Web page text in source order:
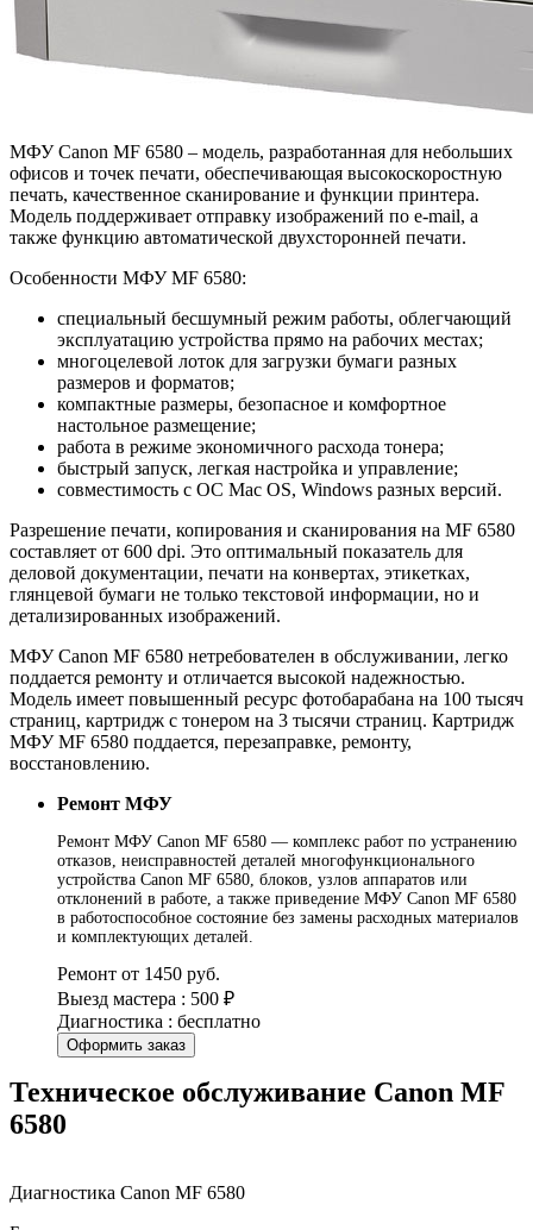
МФУ Canon MF 6580 – модель, разработанная для небольших
офисов и точек печати, обеспечивающая высокоскоростную
печать, качественное сканирование и функции принтера.
Модель поддерживает отправку изображений по e-mail, а
также функцию автоматической двухсторонней печати.
Особенности МФУ MF 6580:
специальный бесшумный режим работы, облегчающий
эксплуатацию устройства прямо на рабочих местах;
многоцелевой лоток для загрузки бумаги разных
размеров и форматов;
компактные размеры, безопасное и комфортное
настольное размещение;
работа в режиме экономичного расхода тонера;
быстрый запуск, легкая настройка и управление;
совместимость с ОС Mac OS, Windows разных версий.
Разрешение печати, копирования и сканирования на MF 6580
составляет от 600 dpi. Это оптимальный показатель для
деловой документации, печати на конвертах, этикетках,
глянцевой бумаги не только текстовой информации, но и
детализированных изображений.
МФУ Canon MF 6580 нетребователен в обслуживании, легко
поддается ремонту и отличается высокой надежностью.
Модель имеет повышенный ресурс фотобарабана на 100 тысяч
страниц, картридж с тонером на 3 тысячи страниц. Картридж
МФУ MF 6580 поддается, перезаправке, ремонту,
восстановлению.
Ремонт МФУ
Ремонт МФУ Canon MF 6580 — комплекс работ по устранению
отказов, неисправностей деталей многофункционального
устройства Canon MF 6580, блоков, узлов аппаратов или
отклонений в работе, а также приведение МФУ Canon MF 6580
в работоспособное состояние без замены расходных материалов
и комплектующих деталей.
Ремонт от 1450 руб.
Выезд мастера : 500 ₽
Диагностика : бесплатно
Оформить заказ
Техническое обслуживание Canon MF
6580
Диагностика Canon MF 6580